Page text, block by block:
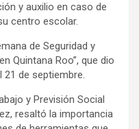
y auxilio en caso de
centro escolar.
de Seguridad y
Quintana Roo”, que dio
21 de septiembre.
y Previsión Social
resaltó la importancia